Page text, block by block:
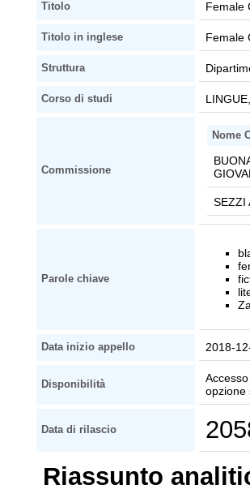
Titolo Female
Titolo in inglese Female
Struttura
Corso di studi
Commissione
Nome
SEZZI
Parole chiave
Data inizio appello 2018-
Disponibilità
opzione
Data di rilascio
Riassunto